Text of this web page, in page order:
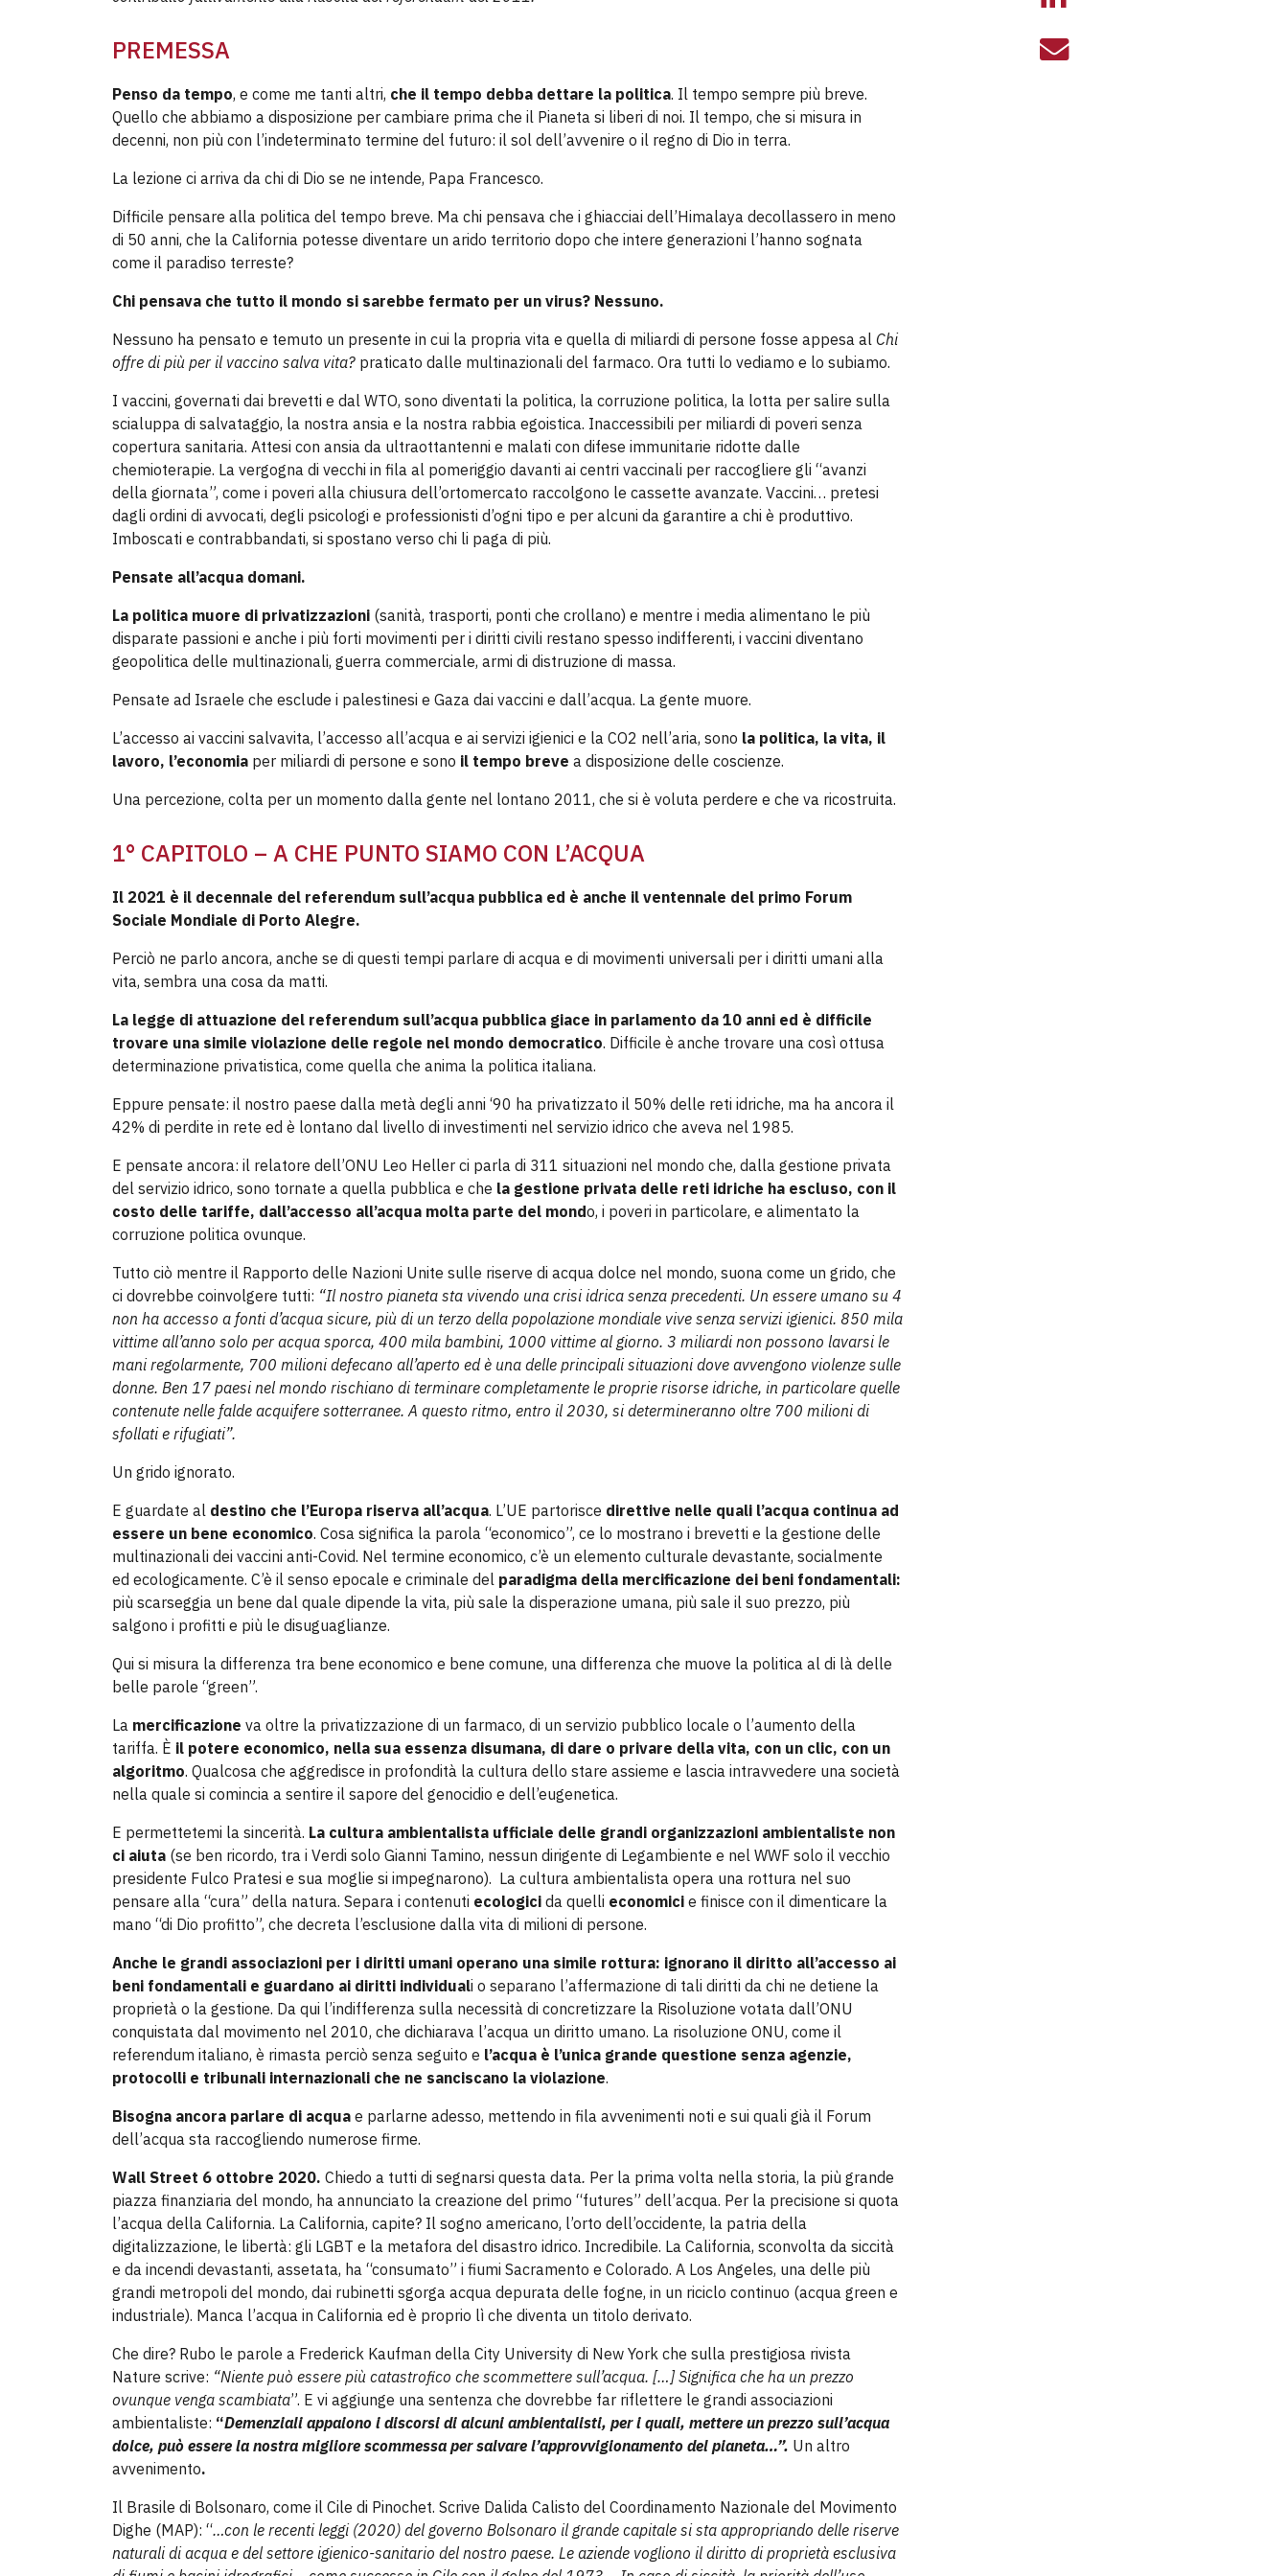
PREMESSA
Penso da tempo, e come me tanti altri, che il tempo debba dettare la politica. Il tempo sempre più breve.
Quello che abbiamo a disposizione per cambiare prima che il Pianeta si liberi di noi. Il tempo, che si misura in
decenni, non più con l’indeterminato termine del futuro: il sol dell’avvenire o il regno di Dio in terra.
La lezione ci arriva da chi di Dio se ne intende, Papa Francesco.
Difficile pensare alla politica del tempo breve. Ma chi pensava che i ghiacciai dell’Himalaya decollassero in meno
di 50 anni, che la California potesse diventare un arido territorio dopo che intere generazioni l’hanno sognata
come il paradiso terreste?
Chi pensava che tutto il mondo si sarebbe fermato per un virus? Nessuno.
Nessuno ha pensato e temuto un presente in cui la propria vita e quella di miliardi di persone fosse appesa al Chi
offre di più per il vaccino salva vita? praticato dalle multinazionali del farmaco. Ora tutti lo vediamo e lo subiamo.
I vaccini, governati dai brevetti e dal WTO, sono diventati la politica, la corruzione politica, la lotta per salire sulla
scialuppa di salvataggio, la nostra ansia e la nostra rabbia egoistica. Inaccessibili per miliardi di poveri senza
copertura sanitaria. Attesi con ansia da ultraottantenni e malati con difese immunitarie ridotte dalle
chemioterapie. La vergogna di vecchi in fila al pomeriggio davanti ai centri vaccinali per raccogliere gli “avanzi
della giornata”, come i poveri alla chiusura dell’ortomercato raccolgono le cassette avanzate. Vaccini… pretesi
dagli ordini di avvocati, degli psicologi e professionisti d’ogni tipo e per alcuni da garantire a chi è produttivo.
Imboscati e contrabbandati, si spostano verso chi li paga di più.
Pensate all’acqua domani.
La politica muore di privatizzazioni (sanità, trasporti, ponti che crollano) e mentre i media alimentano le più
disparate passioni e anche i più forti movimenti per i diritti civili restano spesso indifferenti, i vaccini diventano
geopolitica delle multinazionali, guerra commerciale, armi di distruzione di massa.
Pensate ad Israele che esclude i palestinesi e Gaza dai vaccini e dall’acqua. La gente muore.
L’accesso ai vaccini salvavita, l’accesso all’acqua e ai servizi igienici e la CO2 nell’aria, sono la politica, la vita, il
lavoro, l’economia per miliardi di persone e sono il tempo breve a disposizione delle coscienze.
Una percezione, colta per un momento dalla gente nel lontano 2011, che si è voluta perdere e che va ricostruita.
1° CAPITOLO – A CHE PUNTO SIAMO CON L’ACQUA
Il 2021 è il decennale del referendum sull’acqua pubblica ed è anche il ventennale del primo Forum
Sociale Mondiale di Porto Alegre.
Perciò ne parlo ancora, anche se di questi tempi parlare di acqua e di movimenti universali per i diritti umani alla
vita, sembra una cosa da matti.
La legge di attuazione del referendum sull’acqua pubblica giace in parlamento da 10 anni ed è difficile
trovare una simile violazione delle regole nel mondo democratico. Difficile è anche trovare una così ottusa
determinazione privatistica, come quella che anima la politica italiana.
Eppure pensate: il nostro paese dalla metà degli anni ‘90 ha privatizzato il 50% delle reti idriche, ma ha ancora il
42% di perdite in rete ed è lontano dal livello di investimenti nel servizio idrico che aveva nel 1985.
E pensate ancora: il relatore dell’ONU Leo Heller ci parla di 311 situazioni nel mondo che, dalla gestione privata
del servizio idrico, sono tornate a quella pubblica e che la gestione privata delle reti idriche ha escluso, con il
costo delle tariffe, dall’accesso all’acqua molta parte del mondo, i poveri in particolare, e alimentato la
corruzione politica ovunque.
Tutto ciò mentre il Rapporto delle Nazioni Unite sulle riserve di acqua dolce nel mondo, suona come un grido, che
ci dovrebbe coinvolgere tutti: “Il nostro pianeta sta vivendo una crisi idrica senza precedenti. Un essere umano su 4
non ha accesso a fonti d’acqua sicure, più di un terzo della popolazione mondiale vive senza servizi igienici. 850 mila
vittime all’anno solo per acqua sporca, 400 mila bambini, 1000 vittime al giorno. 3 miliardi non possono lavarsi le
mani regolarmente, 700 milioni defecano all’aperto ed è una delle principali situazioni dove avvengono violenze sulle
donne. Ben 17 paesi nel mondo rischiano di terminare completamente le proprie risorse idriche, in particolare quelle
contenute nelle falde acquifere sotterranee. A questo ritmo, entro il 2030, si determineranno oltre 700 milioni di
sfollati e rifugiati”.
Un grido ignorato.
E guardate al destino che l’Europa riserva all’acqua. L’UE partorisce direttive nelle quali l’acqua continua ad
essere un bene economico. Cosa significa la parola “economico”, ce lo mostrano i brevetti e la gestione delle
multinazionali dei vaccini anti-Covid. Nel termine economico, c’è un elemento culturale devastante, socialmente
ed ecologicamente. C’è il senso epocale e criminale del paradigma della mercificazione dei beni fondamentali:
più scarseggia un bene dal quale dipende la vita, più sale la disperazione umana, più sale il suo prezzo, più
salgono i profitti e più le disuguaglianze.
Qui si misura la differenza tra bene economico e bene comune, una differenza che muove la politica al di là delle
belle parole “green”.
La mercificazione va oltre la privatizzazione di un farmaco, di un servizio pubblico locale o l’aumento della
tariffa. È il potere economico, nella sua essenza disumana, di dare o privare della vita, con un clic, con un
algoritmo. Qualcosa che aggredisce in profondità la cultura dello stare assieme e lascia intravvedere una società
nella quale si comincia a sentire il sapore del genocidio e dell’eugenetica.
E permettetemi la sincerità. La cultura ambientalista ufficiale delle grandi organizzazioni ambientaliste non
ci aiuta (se ben ricordo, tra i Verdi solo Gianni Tamino, nessun dirigente di Legambiente e nel WWF solo il vecchio
presidente Fulco Pratesi e sua moglie si impegnarono). La cultura ambientalista opera una rottura nel suo
pensare alla “cura” della natura. Separa i contenuti ecologici da quelli economici e finisce con il dimenticare la
mano “di Dio profitto”, che decreta l’esclusione dalla vita di milioni di persone.
Anche le grandi associazioni per i diritti umani operano una simile rottura: ignorano il diritto all’accesso ai
beni fondamentali e guardano ai diritti individuali o separano l’affermazione di tali diritti da chi ne detiene la
proprietà o la gestione. Da qui l’indifferenza sulla necessità di concretizzare la Risoluzione votata dall’ONU
conquistata dal movimento nel 2010, che dichiarava l’acqua un diritto umano. La risoluzione ONU, come il
referendum italiano, è rimasta perciò senza seguito e l’acqua è l’unica grande questione senza agenzie,
protocolli e tribunali internazionali che ne sanciscano la violazione.
Bisogna ancora parlare di acqua e parlarne adesso, mettendo in fila avvenimenti noti e sui quali già il Forum
dell’acqua sta raccogliendo numerose firme.
Wall Street 6 ottobre 2020. Chiedo a tutti di segnarsi questa data. Per la prima volta nella storia, la più grande
piazza finanziaria del mondo, ha annunciato la creazione del primo “futures” dell’acqua. Per la precisione si quota
l’acqua della California. La California, capite? Il sogno americano, l’orto dell’occidente, la patria della
digitalizzazione, le libertà: gli LGBT e la metafora del disastro idrico. Incredibile. La California, sconvolta da siccità
e da incendi devastanti, assetata, ha “consumato” i fiumi Sacramento e Colorado. A Los Angeles, una delle più
grandi metropoli del mondo, dai rubinetti sgorga acqua depurata delle fogne, in un riciclo continuo (acqua green e
industriale). Manca l’acqua in California ed è proprio lì che diventa un titolo derivato.
Che dire? Rubo le parole a Frederick Kaufman della City University di New York che sulla prestigiosa rivista
Nature scrive: “Niente può essere più catastrofico che scommettere sull’acqua. […] Significa che ha un prezzo
ovunque venga scambiata”. E vi aggiunge una sentenza che dovrebbe far riflettere le grandi associazioni
ambientaliste: “Demenziali appaiono i discorsi di alcuni ambientalisti, per i quali, mettere un prezzo sull’acqua
dolce, può essere la nostra migliore scommessa per salvare l’approvvigionamento del pianeta…”. Un altro
avvenimento.
Il Brasile di Bolsonaro, come il Cile di Pinochet. Scrive Dalida Calisto del Coordinamento Nazionale del Movimento
Dighe (MAP): “…con le recenti leggi (2020) del governo Bolsonaro il grande capitale si sta appropriando delle riserve
naturali di acqua e del settore igienico-sanitario del nostro paese. Le aziende vogliono il diritto di proprietà esclusiva
ACQUA. 10